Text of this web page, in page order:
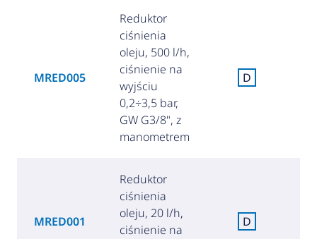
MRED005
Reduktor
ciśnienia
oleju, 500 l/h,
ciśnienie na
wyjściu
0,2÷3,5 bar,
GW G3/8", z
manometrem
D
MRED001
Reduktor
ciśnienia
oleju, 20 l/h,
ciśnienie na
D